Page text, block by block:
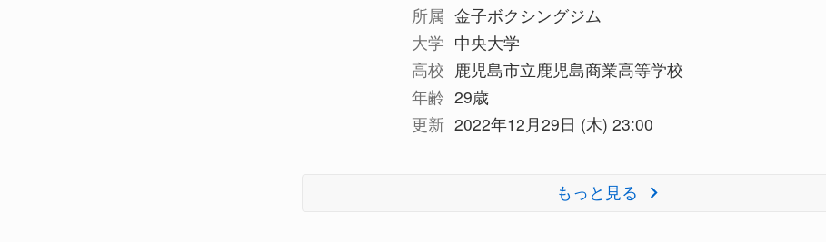
所属 金子ボクシングジム
大学 中央大学
高校 鹿児島市立鹿児島商業高等学校
年齢 29歳
更新 2022年12月29日 (木) 23:00
もっと見る